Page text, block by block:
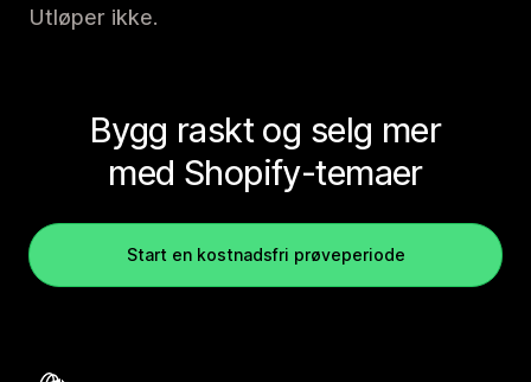
Utløper ikke.
Bygg raskt og selg mer
med Shopify-temaer
Start en kostnadsfri prøveperiode